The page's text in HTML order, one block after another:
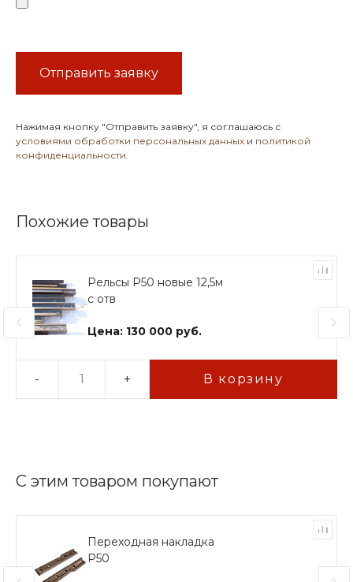
Отправить заявку
Нажимая кнопку "Отправить заявку" , я соглашаюсь с
условиями обработки персональных данных и политикой
конфиденциальности
Похожие товары
Рельсы Р50 новые 12,5м
с отв
Цена: 130 000 руб.
- + В корзину
С этим товаром покупают
Переходная накладка
Р50